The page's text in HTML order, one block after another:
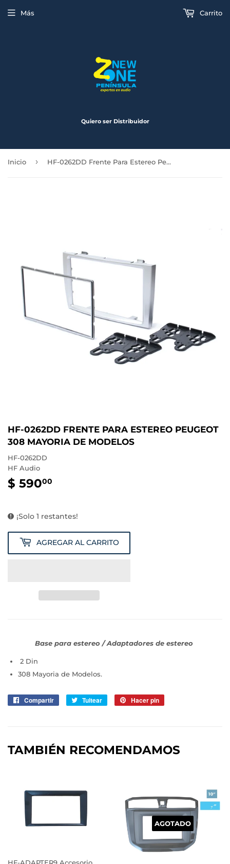
Quiero ser Distribuidor
Más Carrito
Inicio › HF-0262DD Frente Para Estereo Peugeot 308 Mayoria de Modelos
HF-0262DD FRENTE PARA ESTEREO PEUGEOT
308 MAYORIA DE MODELOS
HF-0262DD
HF Audio
$ 59000
¡Solo 1 restantes!
AGREGAR AL CARRITO
Base para estereo / Adaptadores de estereo
2 Din
308 Mayoria de Modelos.
Compartir
CompartirTuitear
Tuitear Hacer pin
TAMBIÉN RECOMENDAMOS
AGOTADO